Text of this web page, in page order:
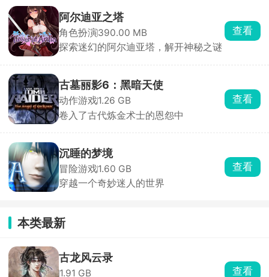
阿尔迪亚之塔
角色扮演390.00 MB
探索迷幻的阿尔迪亚塔，解开神秘之谜
查看
古墓丽影6：黑暗天使
动作游戏1.26 GB
卷入了古代炼金术士的恩怨中
查看
沉睡的梦境
冒险游戏1.60 GB
穿越一个奇妙迷人的世界
查看
本类最新
古龙风云录
1.91 GB
查看